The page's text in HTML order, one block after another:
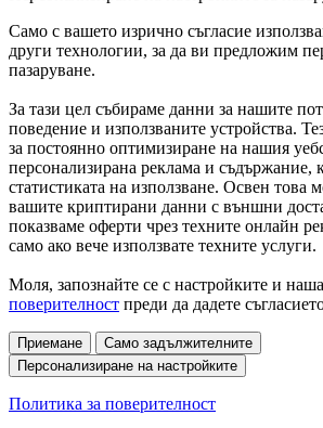
Само с вашето изрично съгласие
други технологии, за да ви предложим
пазаруване.
За тази цел събираме данни за нашите
поведение и използваните устройства.
за постоянно оптимизиране на нашия
персонализирана реклама и съдържание,
статистиката на използване. Освен това
вашите криптирани данни с външни
показваме оферти чрез техните онлайн
само ако вече използвате техните услуги.
Моля, запознайте се с настройките и
поверителност преди да дадете
Приемане
Само задължителните
Персонализиране на настройките
Политика за поверителност